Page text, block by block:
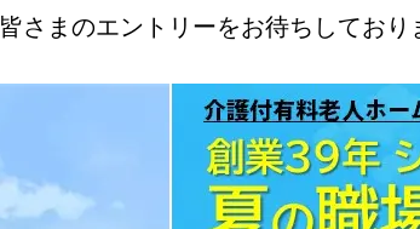
皆さまのエントリーをお待ちしており